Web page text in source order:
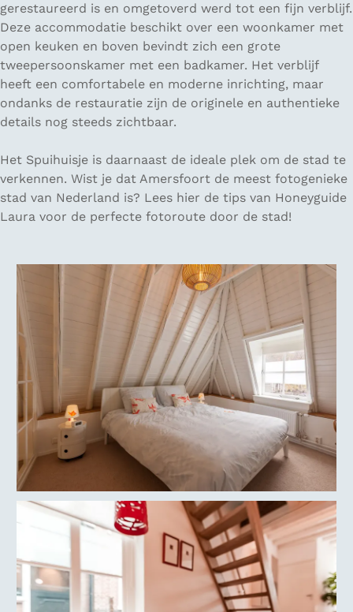
gerestaureerd is en omgetoverd werd tot een fijn verblijf.
Deze accommodatie beschikt over een woonkamer met
open keuken en boven bevindt zich een grote
tweepersoonskamer met een badkamer. Het verblijf
heeft een comfortabele en moderne inrichting, maar
ondanks de restauratie zijn de originele en authentieke
details nog steeds zichtbaar.
Het Spuihuisje is daarnaast de ideale plek om de stad te
verkennen. Wist je dat Amersfoort de meest fotogenieke
stad van Nederland is? Lees hier de tips van Honeyguide
Laura voor de perfecte fotoroute door de stad!